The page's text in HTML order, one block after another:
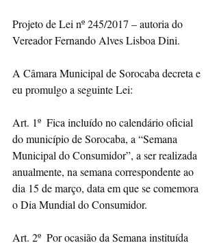
Projeto de Lei nº 245/2017 – autoria do
Vereador Fernando Alves Lisboa Dini.
A Câmara Municipal de Sorocaba decreta e
eu promulgo a seguinte Lei:
Art. 1º  Fica incluído no calendário oficial
do município de Sorocaba, a “Semana
Municipal do Consumidor”, a ser realizada
anualmente, na semana correspondente ao
dia 15 de março, data em que se comemora
o Dia Mundial do Consumidor.
Art. 2º  Por ocasião da Semana instituída